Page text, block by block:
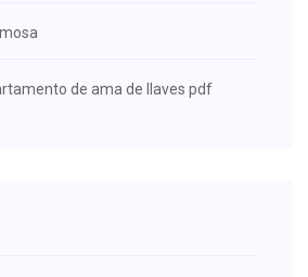
de ama de llaves pdf